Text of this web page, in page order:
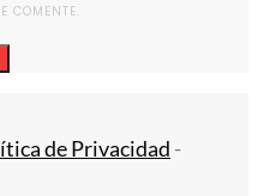
COMENTE.
de Privacidad -